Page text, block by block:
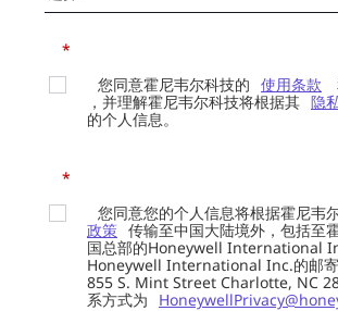
*
您同意霍尼韦尔科技的 使用条款
，并理解霍尼韦尔科技将根据其 隐
的个人信息。
*
您同意您的个人信息将根据霍尼韦
政策 传输至中国大陆境外，包括至
国总部的Honeywell International
Honeywell International Inc.的邮
855 S. Mint Street Charlotte, NC
系方式为